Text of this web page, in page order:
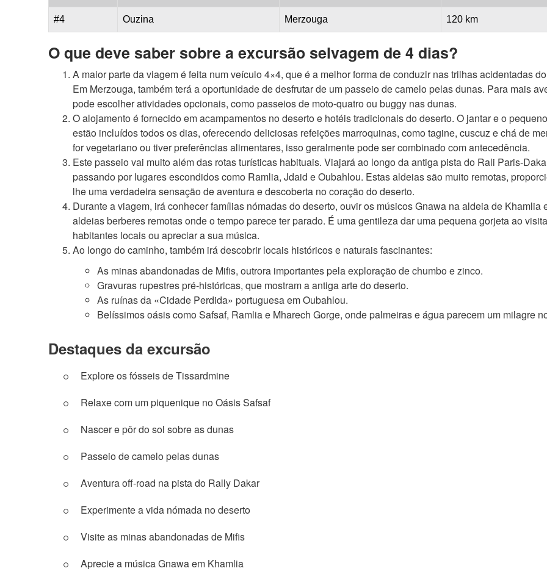
#4 Ouzina Merzouga 120 km
O que deve saber sobre a excursão selvagem de 4 dias?
A maior parte da viagem é feita num veículo 4×4, que é a melhor forma de conduzir nas trilhas acidentadas
Em Merzouga, também terá a oportunidade de desfrutar de um passeio de camelo pelas dunas. Para mais
pode escolher atividades opcionais, como passeios de moto-quatro ou buggy nas dunas.
O alojamento é fornecido em acampamentos no deserto e hotéis tradicionais do deserto. O jantar e o
estão incluídos todos os dias, oferecendo deliciosas refeições marroquinas, como tagine, cuscuz e chá de
for vegetariano ou tiver preferências alimentares, isso geralmente pode ser combinado com antecedência.
Este passeio vai muito além das rotas turísticas habituais. Viajará ao longo da antiga pista do Rali Paris-
passando por lugares escondidos como Ramlia, Jdaid e Oubahlou. Estas aldeias são muito remotas,
lhe uma verdadeira sensação de aventura e descoberta no coração do deserto.
Durante a viagem, irá conhecer famílias nómadas do deserto, ouvir os músicos Gnawa na aldeia de Khamlia
aldeias berberes remotas onde o tempo parece ter parado. É uma gentileza dar uma pequena gorjeta ao
habitantes locais ou apreciar a sua música.
Ao longo do caminho, também irá descobrir locais históricos e naturais fascinantes:
As minas abandonadas de Mifis, outrora importantes pela exploração de chumbo e zinco.
Gravuras rupestres pré-históricas, que mostram a antiga arte do deserto.
As ruínas da «Cidade Perdida» portuguesa em Oubahlou.
Belíssimos oásis como Safsaf, Ramlia e Mharech Gorge, onde palmeiras e água parecem um milagre
Destaques da excursão
Explore os fósseis de Tissardmine
Relaxe com um piquenique no Oásis Safsaf
Nascer e pôr do sol sobre as dunas
Passeio de camelo pelas dunas
Aventura off-road na pista do Rally Dakar
Experimente a vida nómada no deserto
Visite as minas abandonadas de Mifis
Aprecie a música Gnawa em Khamlia